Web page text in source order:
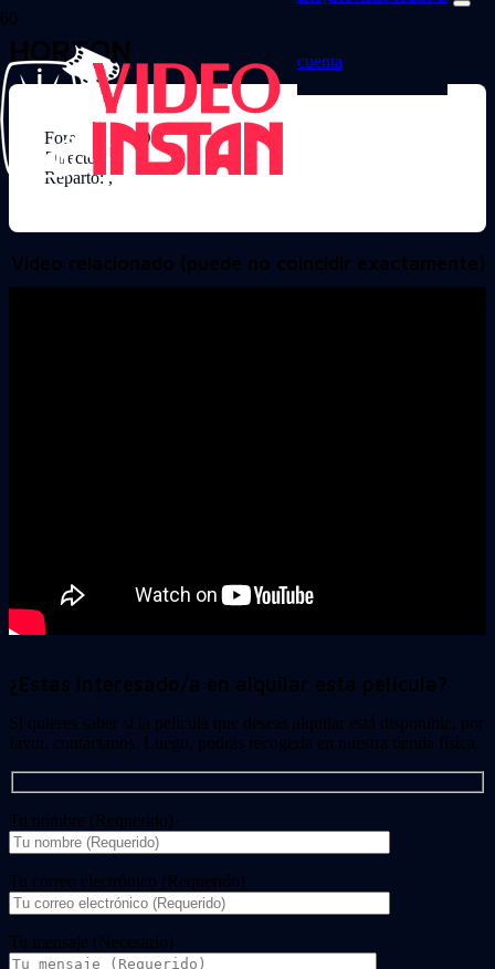
cuenta
HORTON
Formato: DVD
Director:
Reparto: ,
Video relacionado (puede no coincidir exactamente)
¿Estas interesado/a en alquilar esta película?
Si quieres saber si la película que deseas alquilar está disponible, por
favor, contáctanos. Luego, podrás recogerla en nuestra tienda física.
Tu nombre (Requerido)
Tu correo electrónico (Requerido)
Tu mensaje (Necesario)